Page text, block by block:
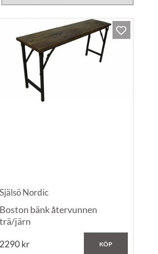
Själsö Nordic
Boston bänk återvunnen
trä/järn
2290kr KÖP